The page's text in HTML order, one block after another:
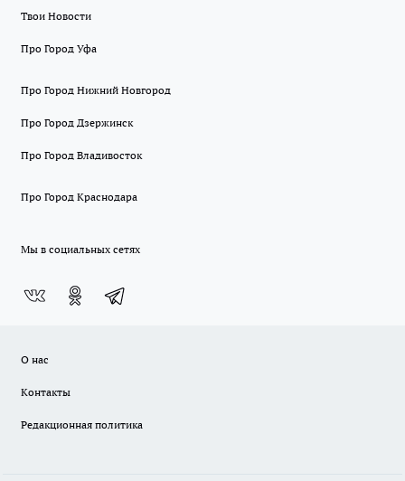
Твои Новости
Про Город Уфа
Про Город Нижний Новгород
Про Город Дзержинск
Про Город Владивосток
Про Город Краснодара
Мы в социальных сетях
О нас
Контакты
Редакционная политика